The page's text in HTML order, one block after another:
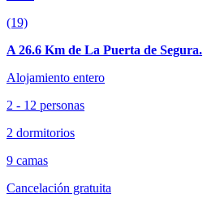
(19)
A 26.6 Km de La Puerta de Segura.
Alojamiento entero
2 - 12 personas
2 dormitorios
9 camas
Cancelación gratuita